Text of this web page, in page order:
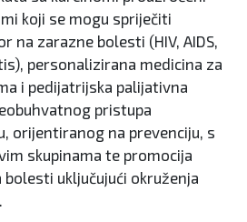
koji se mogu spriječiti
na zarazne bolesti (HIV, AIDS,
personalizirana medicina za
i pedijatrijska palijativna
pristupa
orijentiranog na prevenciju, s
skupinama te promocija
uključujući okruženja